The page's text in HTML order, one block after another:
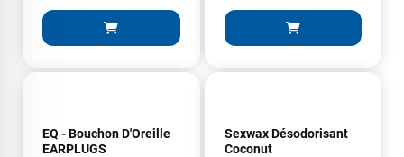
EQ - Bouchon D'Oreille
EARPLUGS
Sexwax Désodorisant
Coconut